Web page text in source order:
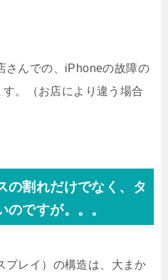
さんでの、iPhoneの故障の
。（お店により違う場合
の割れだけでなく、タ
のですが。。。
プレイ）の構造は、大まか